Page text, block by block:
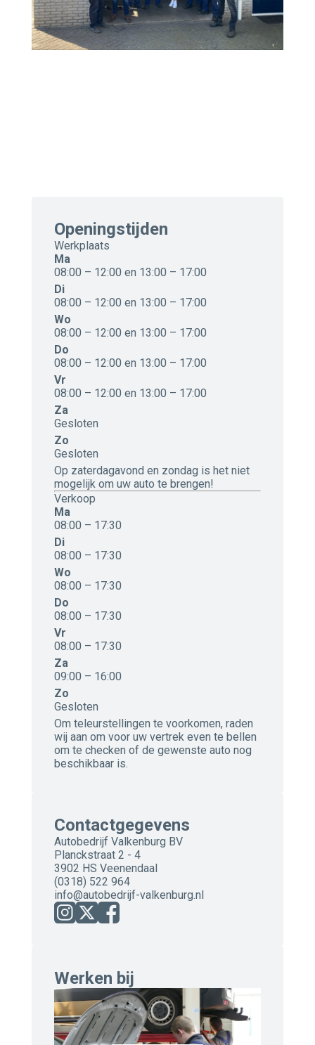
Openingstijden
Werkplaats
Ma
08:00 – 12:00 en 13:00 – 17:00
Di
08:00 – 12:00 en 13:00 – 17:00
Wo
08:00 – 12:00 en 13:00 – 17:00
Do
08:00 – 12:00 en 13:00 – 17:00
Vr
08:00 – 12:00 en 13:00 – 17:00
Za
Gesloten
Zo
Gesloten
Op zaterdagavond en zondag is het niet
mogelijk om uw auto te brengen!
Verkoop
Ma
08:00 – 17:30
Di
08:00 – 17:30
Wo
08:00 – 17:30
Do
08:00 – 17:30
Vr
08:00 – 17:30
Za
09:00 – 16:00
Zo
Gesloten
Om teleurstellingen te voorkomen, raden
wij aan om voor uw vertrek even te bellen
om te checken of de gewenste auto nog
beschikbaar is.
Contactgegevens
Autobedrijf Valkenburg BV
Planckstraat 2 - 4
3902 HS Veenendaal
(0318) 522 964
info@autobedrijf-valkenburg.nl
Werken bij